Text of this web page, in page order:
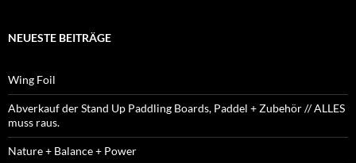
NEUESTE BEITRÄGE
Wing Foil
Abverkauf der Stand Up Paddling Boards, Paddel + Zubehör // ALLES
muss raus.
Nature + Balance + Power